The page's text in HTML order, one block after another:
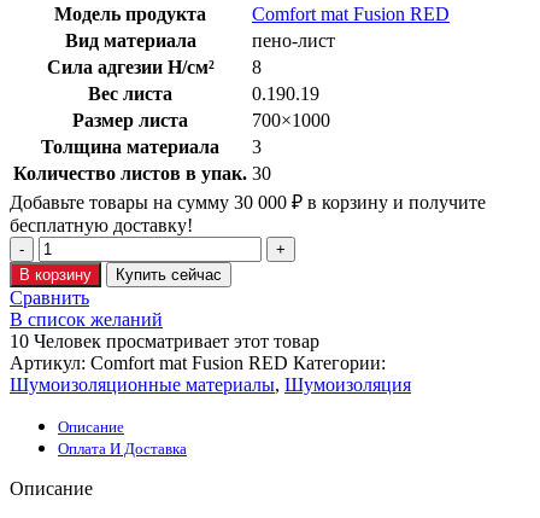
Модель продукта
Comfort mat Fusion RED
Вид материала
пено-лист
Сила адгезии Н/см²
8
Вес листа
0.190.19
Размер листа
700×1000
Толщина материала
3
Количество листов в упак. 30
Добавьте товары на сумму 30 000 ₽ в корзину и получите
бесплатную доставку!
В корзину Купить сейчас
Сравнить
В список желаний
10 Человек просматривает этот товар
Артикул: Comfort mat Fusion RED Категории:
Шумоизоляционные материалы, Шумоизоляция
Описание
Оплата И Доставка
Описание